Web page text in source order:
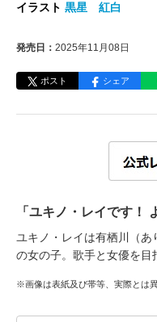
イラスト 黒星 紅白
発売日： 2025年11月08日
ポスト シェア
「ユキノ・レイです！
ユキノ・レイは有栖川（
の女の子。歌手と女優を目
※画像は表紙及び帯等、実際とは